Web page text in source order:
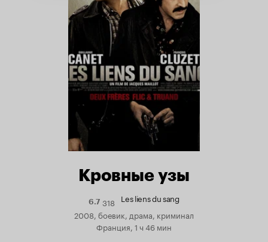
Кровные узы
6.7Рейтинг
Кинопоиска
6.7
318 Les liens du sang
2008, боевик, драма, криминал
Франция, 1 ч 46 мин